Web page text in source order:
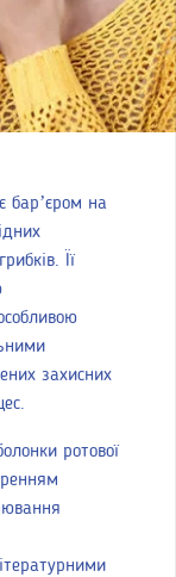
бар’єром на
Її
захисних
ротової